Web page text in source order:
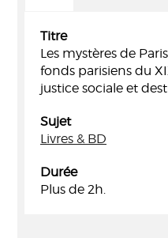
Titre
Les mystères de
fonds parisiens du
justice sociale et
Sujet
Livres & BD
Durée
Plus de 2h.